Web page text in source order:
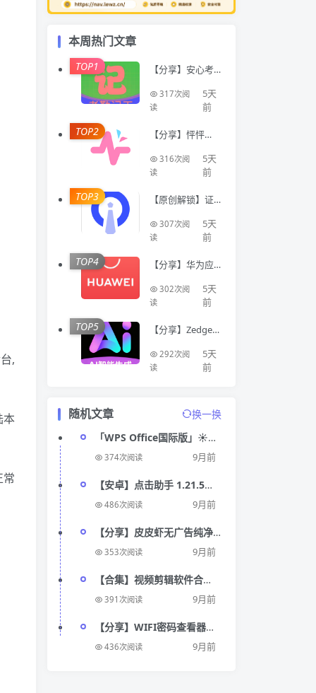
,
本
常
本周热门文章
TOP1
【分享】安心考
记工时统计出勤
数据
317次阅
读
5天
前
TOP2
【分享】怦怦🔥A
恋人多模态互动
聊天工具🔥
316次阅
读
5天
前
TOP3
【原创解锁】证
会员🔥标准尺寸
换底色美颜证件
307次阅
读
5天
前
TOP4
【分享】华为应
不限制下载国际
软件⭕免登录
302次阅
读
5天
前
TOP5
【分享】Zedge人
锁版⭐免费不限
次Ai生成⭐
292次阅
读
5天
前
随机文章
换一换
「WPS Office国际版」☀解
锁会员☀国际版☀各种文档
374次阅读 9月前
【安卓】点击助手 1.21.5🔥
自动连点器⭕刷红包⭕抢票
486次阅读 9月前
【分享】皮皮虾无广告纯净
版❣️搞笑短视频💞
353次阅读 9月前
【合集】视频剪辑软件合
集❣️免费无广告版💞💓
391次阅读 9月前
【分享】WIFI密码查看器🔥
查看WiFI密码🔥避免遗忘🔥
436次阅读 9月前